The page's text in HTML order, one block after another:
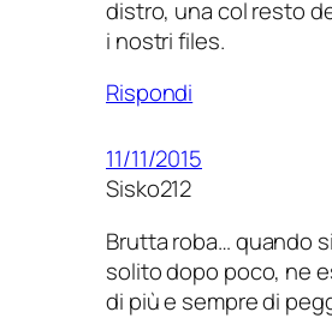
distro, una col resto
i nostri files.
Rispondi
11/11/2015
Sisko212
Brutta roba… quando
solito dopo poco, ne
di più e sempre di